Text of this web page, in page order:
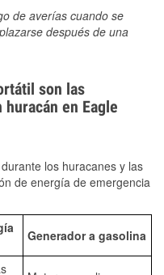
de averías cuando se
después de una
son las
en Eagle
los huracanes y las
de energía de emergencia
Generador a gasolina